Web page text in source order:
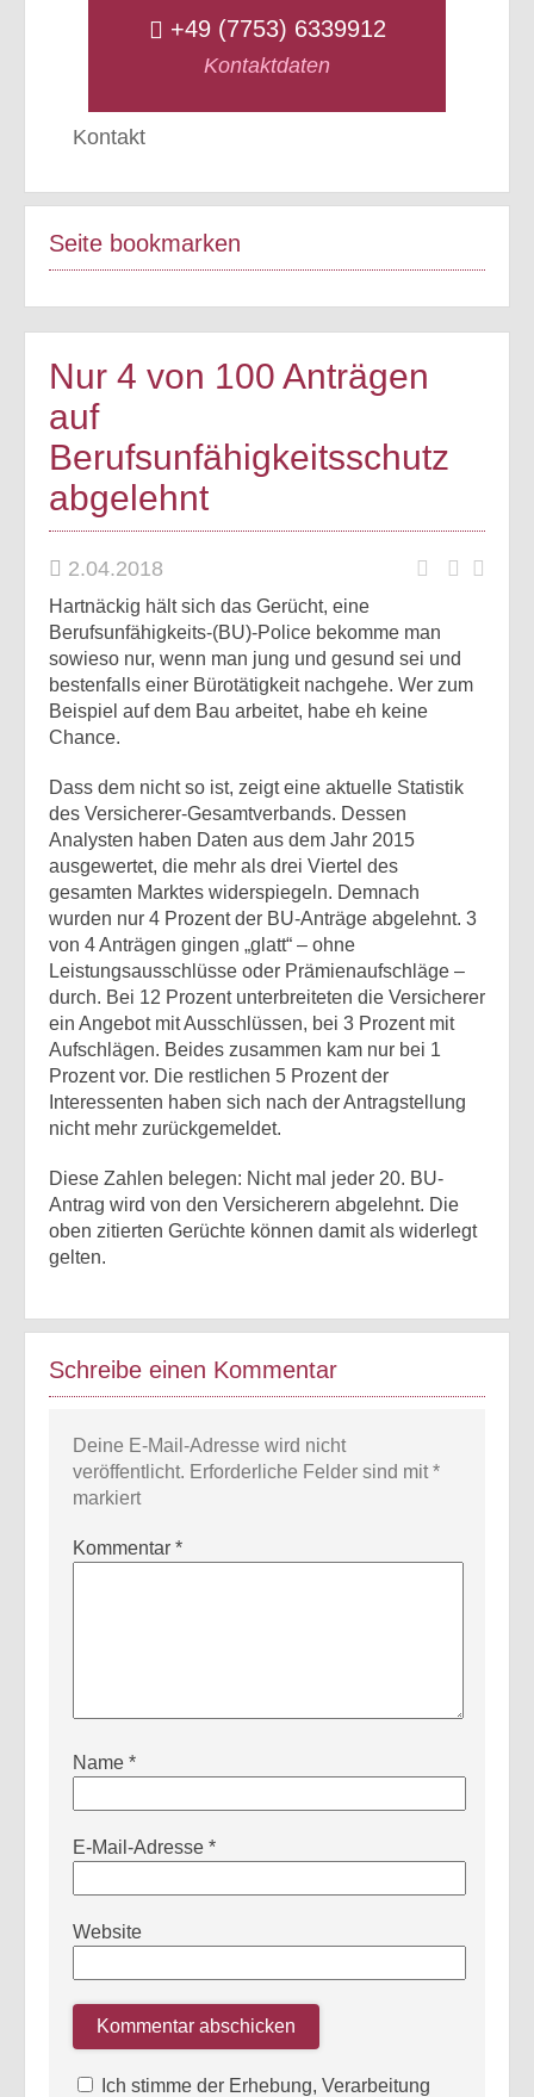
+49 (7753) 6339912
Kontaktdaten
Kontakt
Seite bookmarken
Nur 4 von 100 Anträgen
auf
Berufsunfähigkeitsschutz
abgelehnt
2.04.2018
Hartnäckig hält sich das Gerücht, eine
Berufsunfähigkeits-(BU)-Police bekomme man
sowieso nur, wenn man jung und gesund sei und
bestenfalls einer Bürotätigkeit nachgehe. Wer zum
Beispiel auf dem Bau arbeitet, habe eh keine
Chance.
Dass dem nicht so ist, zeigt eine aktuelle Statistik
des Versicherer-Gesamtverbands. Dessen
Analysten haben Daten aus dem Jahr 2015
ausgewertet, die mehr als drei Viertel des
gesamten Marktes widerspiegeln. Demnach
wurden nur 4 Prozent der BU-Anträge abgelehnt. 3
von 4 Anträgen gingen „glatt“ – ohne
Leistungsausschlüsse oder Prämienaufschläge –
durch. Bei 12 Prozent unterbreiteten die Versicherer
ein Angebot mit Ausschlüssen, bei 3 Prozent mit
Aufschlägen. Beides zusammen kam nur bei 1
Prozent vor. Die restlichen 5 Prozent der
Interessenten haben sich nach der Antragstellung
nicht mehr zurückgemeldet.
Diese Zahlen belegen: Nicht mal jeder 20. BU-
Antrag wird von den Versicherern abgelehnt. Die
oben zitierten Gerüchte können damit als widerlegt
gelten.
Schreibe einen Kommentar
Deine E-Mail-Adresse wird nicht
veröffentlicht. Erforderliche Felder sind mit*
markiert
Kommentar *
Name *
E-Mail-Adresse *
Website
Ich stimme der Erhebung, Verarbeitung